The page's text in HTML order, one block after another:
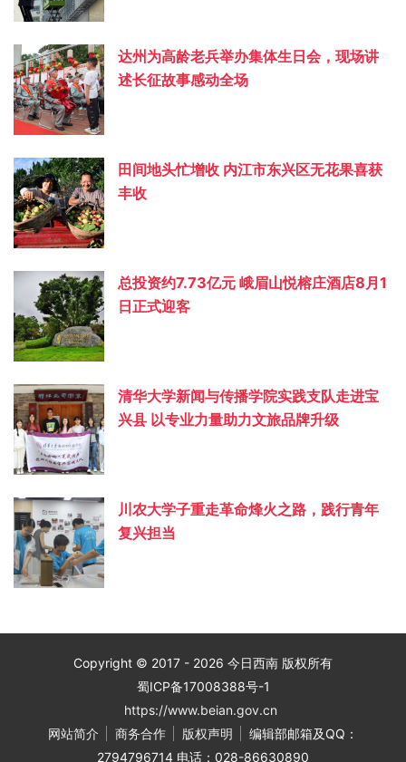
达州为高龄老兵举办集体生日会，现场讲
述长征故事感动全场
田间地头忙增收 内江市东兴区无花果喜获
丰收
总投资约‌7.73亿元 峨眉山悦榕庄酒店8月1
日正式迎客
清华大学新闻与传播学院实践支队走进宝
兴县 以专业力量助力文旅品牌升级
川农大学子重走革命烽火之路，践行青年
复兴担当
Copyright © 2017 - 2026 今日西南 版权所有
蜀ICP备17008388号-1
https://www.beian.gov.cn
网站简介
商务合作 版权声明
编辑部邮箱及QQ：
2794796714 电话：028-86630890